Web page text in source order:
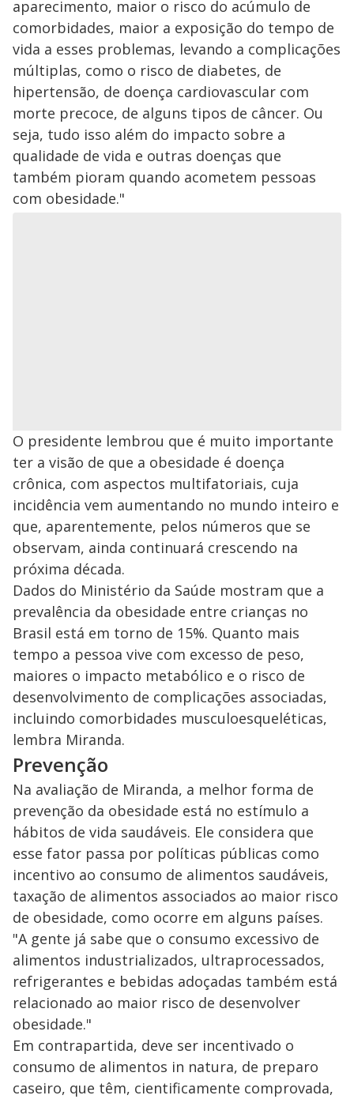
aparecimento, maior o risco do acúmulo de
comorbidades, maior a exposição do tempo de
vida a esses problemas, levando a complicações
múltiplas, como o risco de diabetes, de
hipertensão, de doença cardiovascular com
morte precoce, de alguns tipos de câncer. Ou
seja, tudo isso além do impacto sobre a
qualidade de vida e outras doenças que
também pioram quando acometem pessoas
com obesidade."
O presidente lembrou que é muito importante
ter a visão de que a obesidade é doença
crônica, com aspectos multifatoriais, cuja
incidência vem aumentando no mundo inteiro e
que, aparentemente, pelos números que se
observam, ainda continuará crescendo na
próxima década.
Dados do Ministério da Saúde mostram que a
prevalência da obesidade entre crianças no
Brasil está em torno de 15%. Quanto mais
tempo a pessoa vive com excesso de peso,
maiores o impacto metabólico e o risco de
desenvolvimento de complicações associadas,
incluindo comorbidades musculoesqueléticas,
lembra Miranda.
Prevenção
Na avaliação de Miranda, a melhor forma de
prevenção da obesidade está no estímulo a
hábitos de vida saudáveis. Ele considera que
esse fator passa por políticas públicas como
incentivo ao consumo de alimentos saudáveis,
taxação de alimentos associados ao maior risco
de obesidade, como ocorre em alguns países.
"A gente já sabe que o consumo excessivo de
alimentos industrializados, ultraprocessados,
refrigerantes e bebidas adoçadas também está
relacionado ao maior risco de desenvolver
obesidade."
Em contrapartida, deve ser incentivado o
consumo de alimentos in natura, de preparo
caseiro, que têm, cientificamente comprovada,